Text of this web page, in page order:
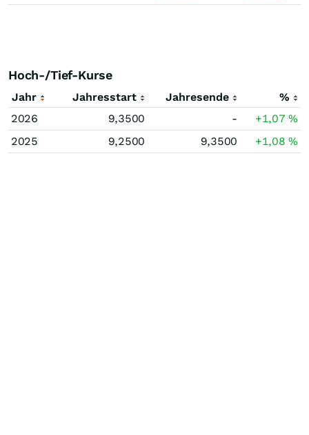
Hoch-/Tief-Kurse
Jahr Jahresstart Jahresende
%
2026
9,3500 - +1,07%
2025
9,2500 9,3500 +1,08%